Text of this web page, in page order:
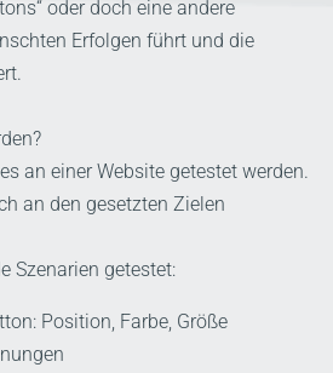
oder doch eine andere
Erfolgen führt und die
an einer Website getestet werden.
an den gesetzten Zielen
Szenarien getestet:
Position, Farbe, Größe